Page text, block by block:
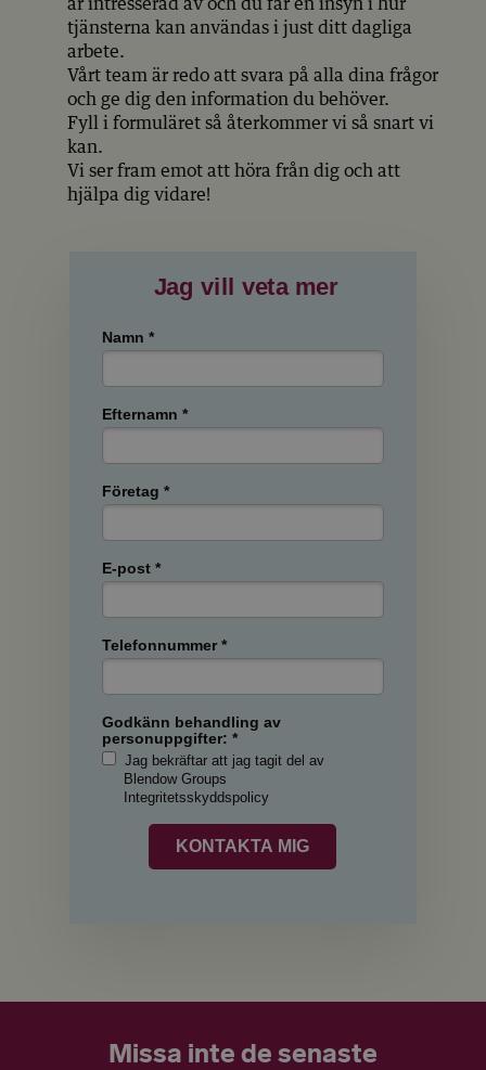
tjänsterna kan användas i just ditt dagliga
arbete.
Vårt team är redo att svara på alla dina frågor
och ge dig den information du behöver.
Fyll i formuläret så återkommer vi så snart vi
kan.
Vi ser fram emot att höra från dig och att
hjälpa dig vidare!
Missa inte de senaste